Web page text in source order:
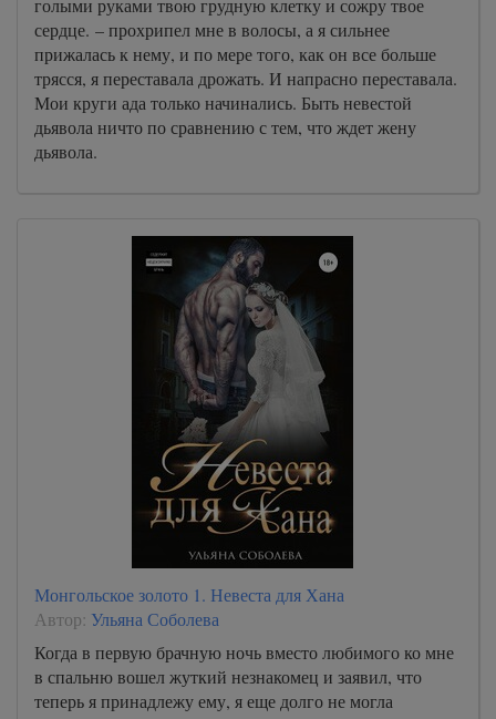
голыми руками твою грудную клетку и сожру твое
сердце. – прохрипел мне в волосы, а я сильнее
прижалась к нему, и по мере того, как он все больше
трясся, я переставала дрожать. И напрасно переставала.
Мои круги ада только начинались. Быть невестой
дьявола ничто по сравнению с тем, что ждет жену
дьявола.
Монгольское золото 1. Невеста для Хана
Автор: Ульяна Соболева
Когда в первую брачную ночь вместо любимого ко мне
в спальню вошел жуткий незнакомец и заявил, что
теперь я принадлежу ему, я еще долго не могла